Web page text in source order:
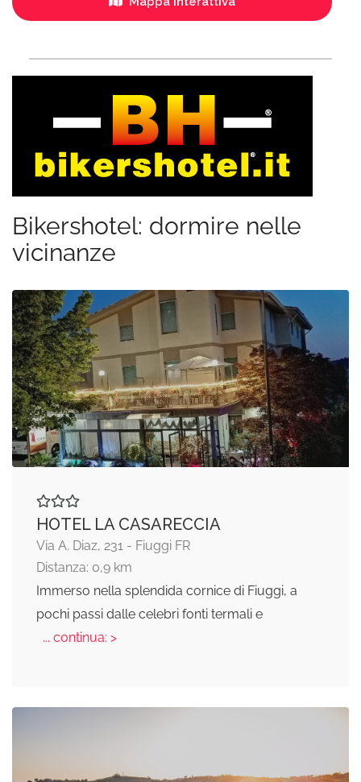
Bikershotel: dormire nelle
vicinanze
HOTEL LA CASARECCIA
Via A. Diaz, 231 - Fiuggi FR
Distanza: 0,9 km
Immerso nella splendida cornice di Fiuggi, a
pochi passi dalle celebri fonti termali e
... continua: >